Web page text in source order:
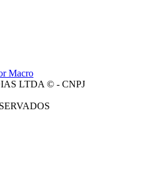
Macro
LTDA © - CNPJ